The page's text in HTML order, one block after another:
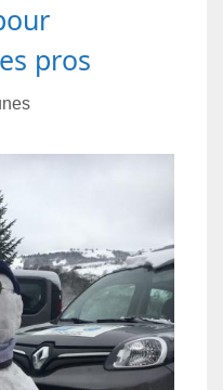
pros